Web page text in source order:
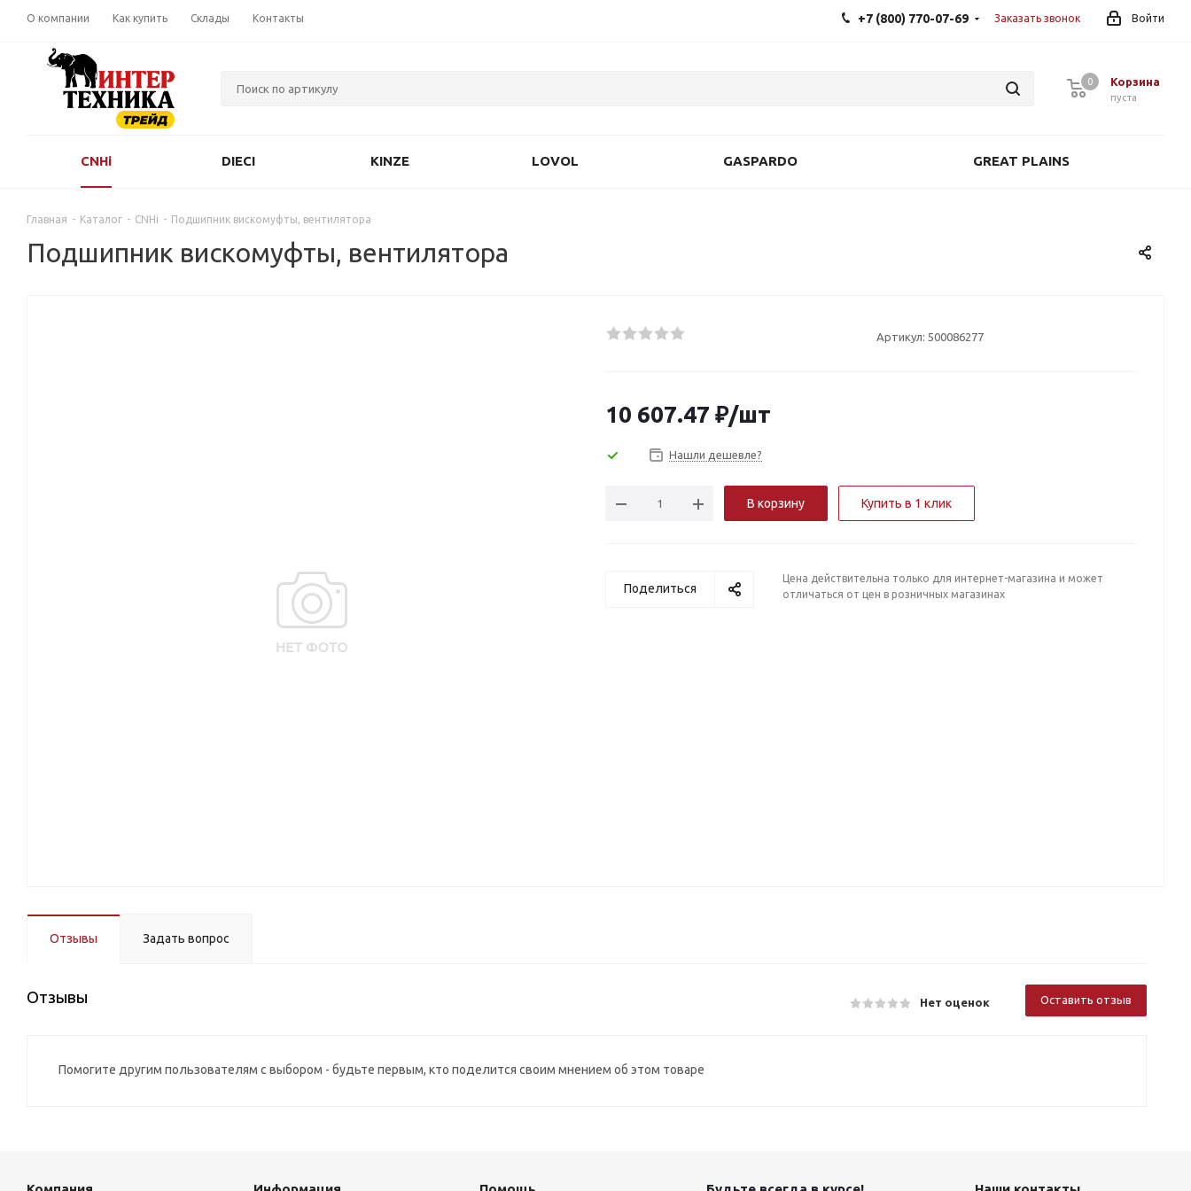
О компании Как купить Склады Контакты Войти
+7 (800) 770-07-69 Заказать звонок
Корзина
0
пуста
0
CNHi DIECI KINZE LOVOL GASPARDO GREAT PLAINS
Главная - Каталог - CNHi - Подшипник вискомуфты, вентилятора
Подшипник вискомуфты, вентилятора
Артикул: 500086277
10 607.47 ₽/шт
Нашли дешевле?
В корзину Купить в 1 клик
Поделиться
Цена действительна только для интернет-магазина и может
отличаться от цен в розничных магазинах
Отзывы Задать вопрос
Отзывы Нет оценок Оставить отзыв
Помогите другим пользователям с выбором - будьте первым, кто поделится своим мнением об этом товаре